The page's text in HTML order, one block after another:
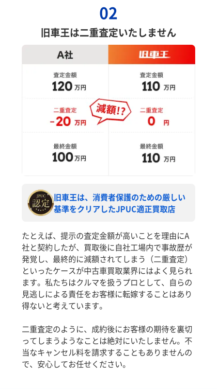
02
旧車王は二重査定いたしません
旧車王は、消費者保護のための厳しい
基準をクリアしたJPUC適正買取店
たとえば、提示の査定金額が高いことを理由にA
社と契約したが、買取後に自社工場内で事故歴が
発覚し、最終的に減額されてしまう（二重査定）
といったケースが中古車買取業界にはよく見られ
ます。私たちはクルマを扱うプロとして、自らの
見逃しによる責任をお客様に転嫁することはあり
得ないと考えています。
二重査定のように、成約後にお客様の期待を裏切
ってしまうようなことは絶対にいたしません。不
当なキャンセル料を請求することもありませんの
で、安心してお任せください。